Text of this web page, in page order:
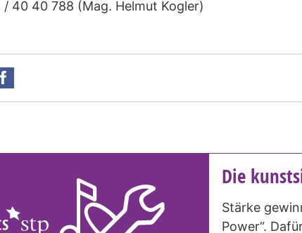
40 40 788 (Mag. Helmut Kogler)
Die
Stärke
Power“.